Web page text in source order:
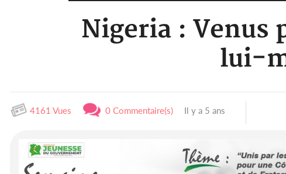
Nigeria : Venus
lui-
4161 Vues 0 Commentaire(s) Il y a 5 ans